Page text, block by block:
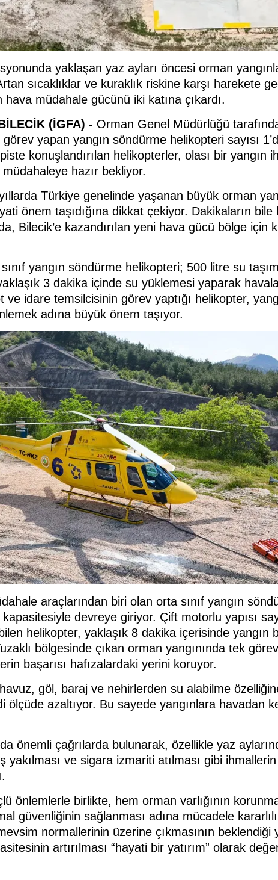
yaklaşan yaz ayları öncesi orman
sıcaklıklar ve kuraklık riskine karşı harekete
müdahale gücünü iki katına çıkardı.
(İGFA) - Orman Genel Müdürlüğü
görev yapan yangın söndürme helikopteri sayısı
konuşlandırılan helikopterler, olası bir yangın
hazır bekliyor.
Türkiye genelinde yaşanan büyük orman
önem taşıdığına dikkat çekiyor. Dakikaların
Bilecik’e kazandırılan yeni hava gücü bölge için
yangın söndürme helikopteri; 500 litre su
3 dakika içinde su yüklemesi yaparak
idare temsilcisinin görev yaptığı helikopter,
adına büyük önem taşıyor.
araçlarından biri olan orta sınıf yangın
devreye giriyor. Çift motorlu yapısı
helikopter, yaklaşık 8 dakika içerisinde yangın
bölgesinde çıkan orman yangınında tek
başarısı hafızalardaki yerini koruyor.
göl, baraj ve nehirlerden su alabilme
ölçüde azaltıyor. Bu sayede yangınlara havadan
önemli çağrılarda bulunarak, özellikle yaz
yakılması ve sigara izmariti atılması gibi
önlemlerle birlikte, hem orman varlığının
güvenliğinin sağlanması adına mücadele
normallerinin üzerine çıkmasının
artırılması “hayati bir yatırım” olarak